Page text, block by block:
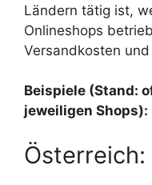
Ländern tätig ist,
Onlineshops
Versandkosten
Beispiele (Stand:
jeweiligen Shops):
Österreich: